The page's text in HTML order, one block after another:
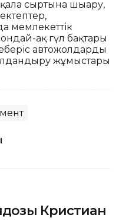
қала сыртына шығару,
мемлекеттік
ақ гүл бақтары
автожолдарды
жұмыстары
Кристиан